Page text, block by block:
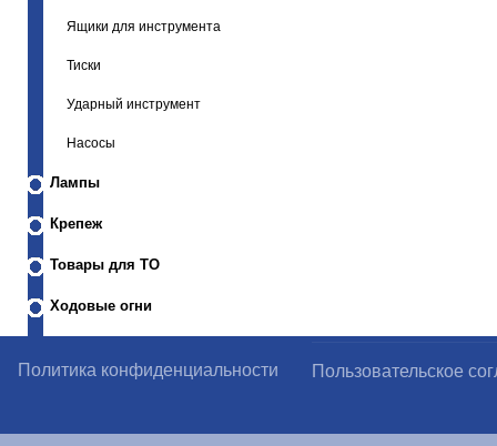
Ящики для инструмента
Тиски
Ударный инструмент
Насосы
Лампы
Крепеж
Товары для ТО
Ходовые огни
Политика конфиденциальности Пользовательское